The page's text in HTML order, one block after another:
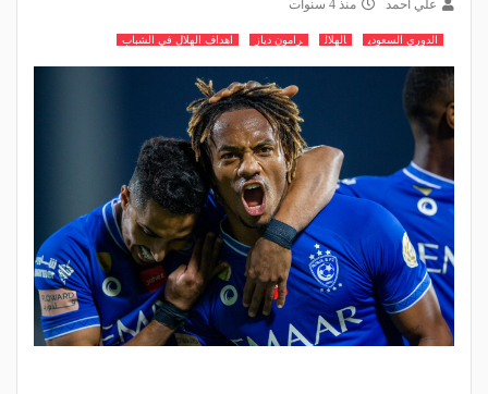
علي أحمد منذ 4 سنوات
الدوري السعودي الهلال رامون دياز اهداف الهلال في الشباب